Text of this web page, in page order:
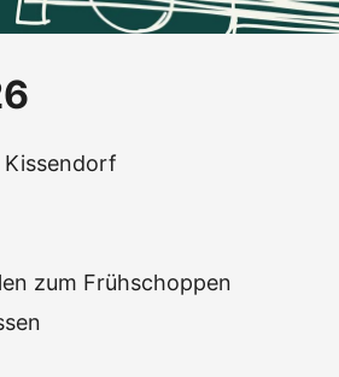
Kissendorf
zum Frühschoppen